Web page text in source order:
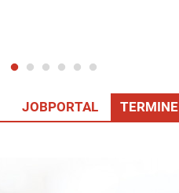
JOBPORTAL TERMINE